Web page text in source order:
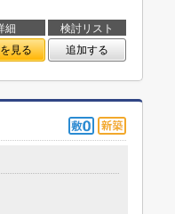
細
検討リスト
見る 追加する